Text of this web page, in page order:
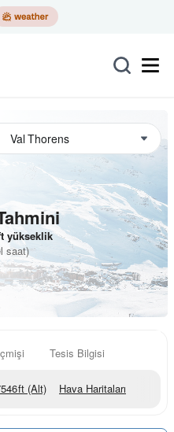
yükseklik
saat)
Tesis Bilgisi
ft (Alt) Hava Haritaları